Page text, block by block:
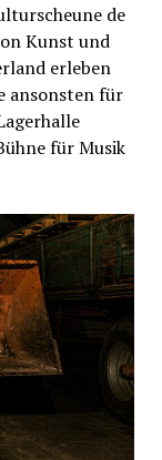
de
Kunst und
erleben
ansonsten für
für Musik